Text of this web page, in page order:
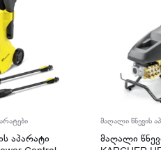
აპარატი
მაღალი წნევის
მაღალი